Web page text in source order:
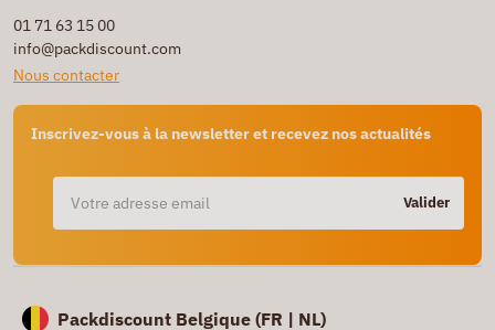
01 71 63 15 00
info@packdiscount.com
Nous contacter
Inscrivez-vous à la newsletter et recevez nos actualités
Valider
Packdiscount Belgique (FR | NL)